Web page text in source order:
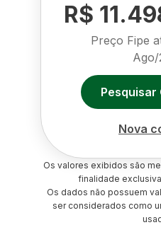
R$
Preço Fipe
Ago/
Nova
Os valores exibidos são
finalidade
Os dados não possuem
ser considerados como